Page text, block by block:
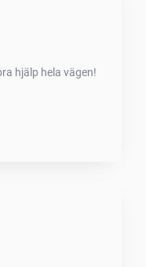
hjälp hela vägen!